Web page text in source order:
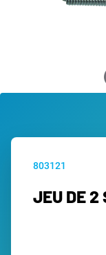
803121
JEU DE 2